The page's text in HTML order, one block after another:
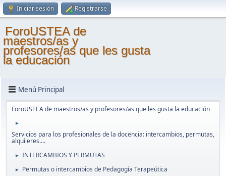
Iniciar sesión Registrarse
ForoUSTEA de
maestros/as y
profesores/as que les gusta
la educación
Menú Principal
ForoUSTEA de maestros/as y profesores/as que les gusta la educación
►
Servicios para los profesionales de la docencia: intercambios, permutas,
alquileres....
► INTERCAMBIOS Y PERMUTAS
► Permutas o intercambios de Pedagogía Terapeútica